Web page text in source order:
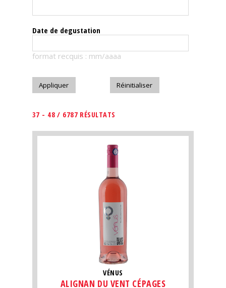
Le
magazine
Télécharger
Date de degustation
format recquis : mm/aaaa
37 - 48 / 6787 RÉSULTATS
VÉNUS
ALIGNAN DU VENT CÉPAGES